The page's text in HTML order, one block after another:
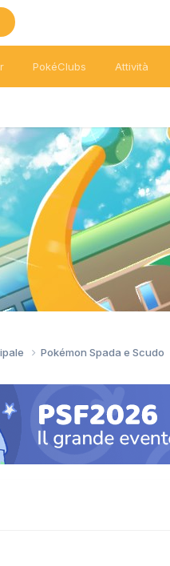
PokéClubs Attività
Pokémon Spada e Scudo